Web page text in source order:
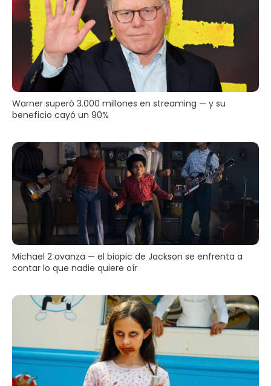
Warner superó 3.000 millones en streaming — y su
beneficio cayó un 90%
Michael 2 avanza — el biopic de Jackson se enfrenta a
contar lo que nadie quiere oír